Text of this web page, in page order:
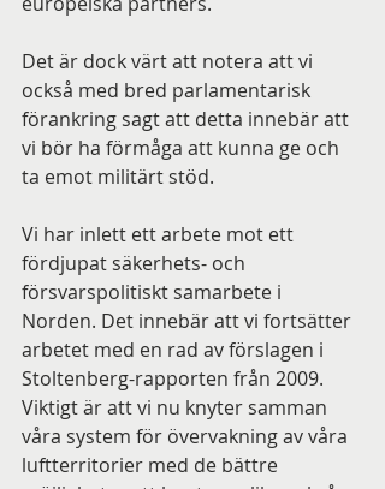
Det är dock värt att notera att vi
också med bred parlamentarisk
förankring sagt att detta innebär att
vi bör ha förmåga att kunna ge och
ta emot militärt stöd.
Vi har inlett ett arbete mot ett
fördjupat säkerhets- och
försvarspolitiskt samarbete i
Norden. Det innebär att vi fortsätter
arbetet med en rad av förslagen i
Stoltenberg-rapporten från 2009.
Viktigt är att vi nu knyter samman
våra system för övervakning av våra
luftterritorier med de bättre